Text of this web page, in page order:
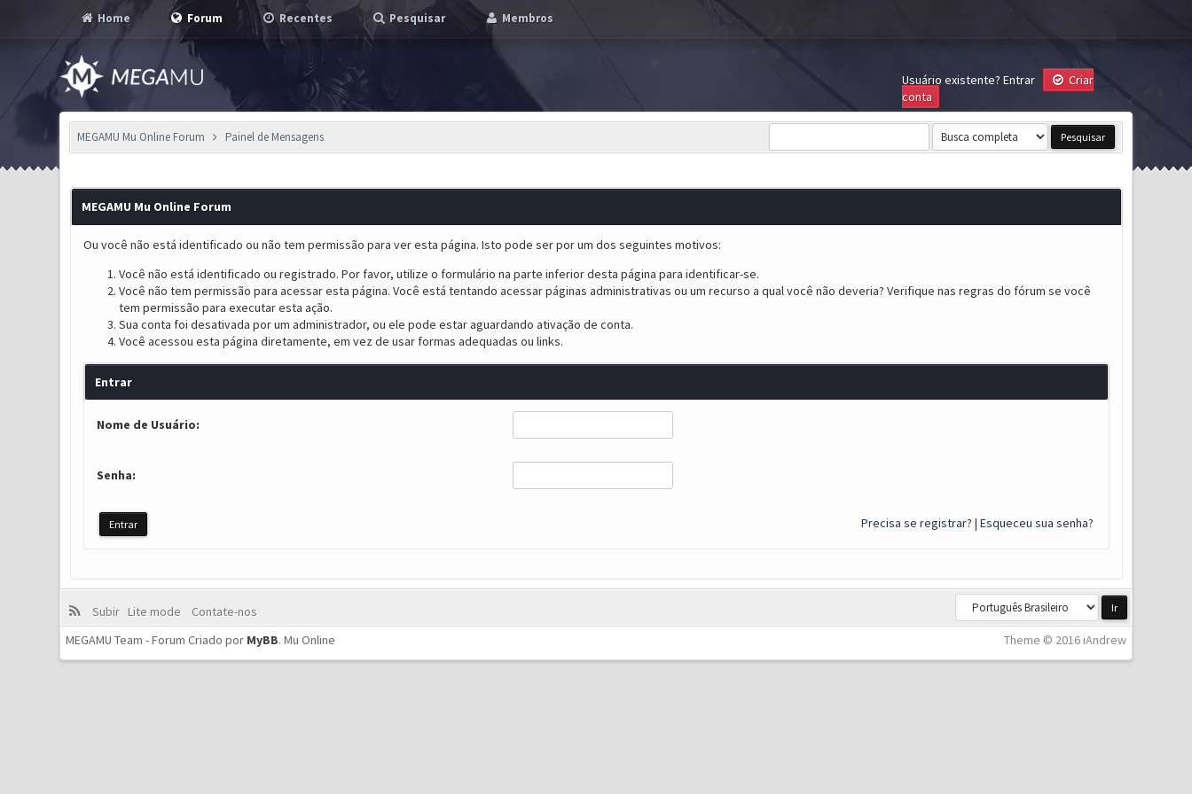
Home Forum Recentes Pesquisar Membros
Usuário existente? Entrar
Criar
conta
MEGAMU Mu Online Forum Painel de Mensagens
MEGAMU Mu Online Forum
Ou você não está identificado ou não tem permissão para ver esta página. Isto pode ser por um dos seguintes motivos:
Você não está identificado ou registrado. Por favor, utilize o formulário na parte inferior desta página para identificar-se.
Você não tem permissão para acessar esta página. Você está tentando acessar páginas administrativas ou um recurso a qual você não deveria? Verifique nas regras do fórum se você
tem permissão para executar esta ação.
Sua conta foi desativada por um administrador, ou ele pode estar aguardando ativação de conta.
Você acessou esta página diretamente, em vez de usar formas adequadas ou links.
Entrar
Nome de Usuário:
Senha:
Precisa se registrar? | Esqueceu sua senha?
Subir Lite mode
Contate-nos
Theme © 2016 iAndrew
MEGAMU Team - Forum Criado por MyBB.Mu Online